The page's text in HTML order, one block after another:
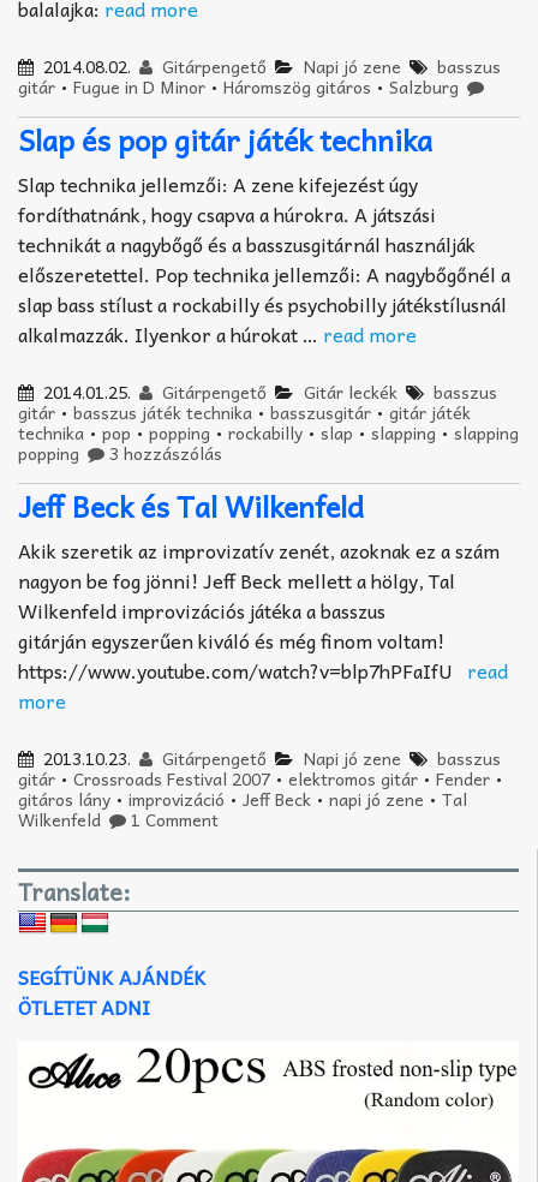
balalajka: read more
2014.08.02. Gitárpengető Napi jó zene basszus
gitár • Fugue in D Minor • Háromszög gitáros • Salzburg
Slap és pop gitár játék technika
Slap technika jellemzői: A zene kifejezést úgy
fordíthatnánk, hogy csapva a húrokra. A játszási
technikát a nagybőgő és a basszusgitárnál használják
előszeretettel. Pop technika jellemzői: A nagybőgőnél a
slap bass stílust a rockabilly és psychobilly játékstílusnál
alkalmazzák. Ilyenkor a húrokat … read more
2014.01.25. Gitárpengető Gitár leckék basszus
gitár • basszus játék technika • basszusgitár • gitár játék
technika • pop • popping • rockabilly • slap • slapping • slapping
popping 3 hozzászólás
Jeff Beck és Tal Wilkenfeld
Akik szeretik az improvizatív zenét, azoknak ez a szám
nagyon be fog jönni! Jeff Beck mellett a hölgy, Tal
Wilkenfeld improvizációs játéka a basszus
gitárján egyszerűen kiváló és még finom voltam!
https://www.youtube.com/watch?v=blp7hPFaIfU read
more
2013.10.23. Gitárpengető Napi jó zene basszus
gitár • Crossroads Festival 2007 • elektromos gitár • Fender •
gitáros lány • improvizáció • Jeff Beck • napi jó zene • Tal
Wilkenfeld 1 Comment
Translate:
SEGÍTÜNK AJÁNDÉK
ÖTLETET ADNI